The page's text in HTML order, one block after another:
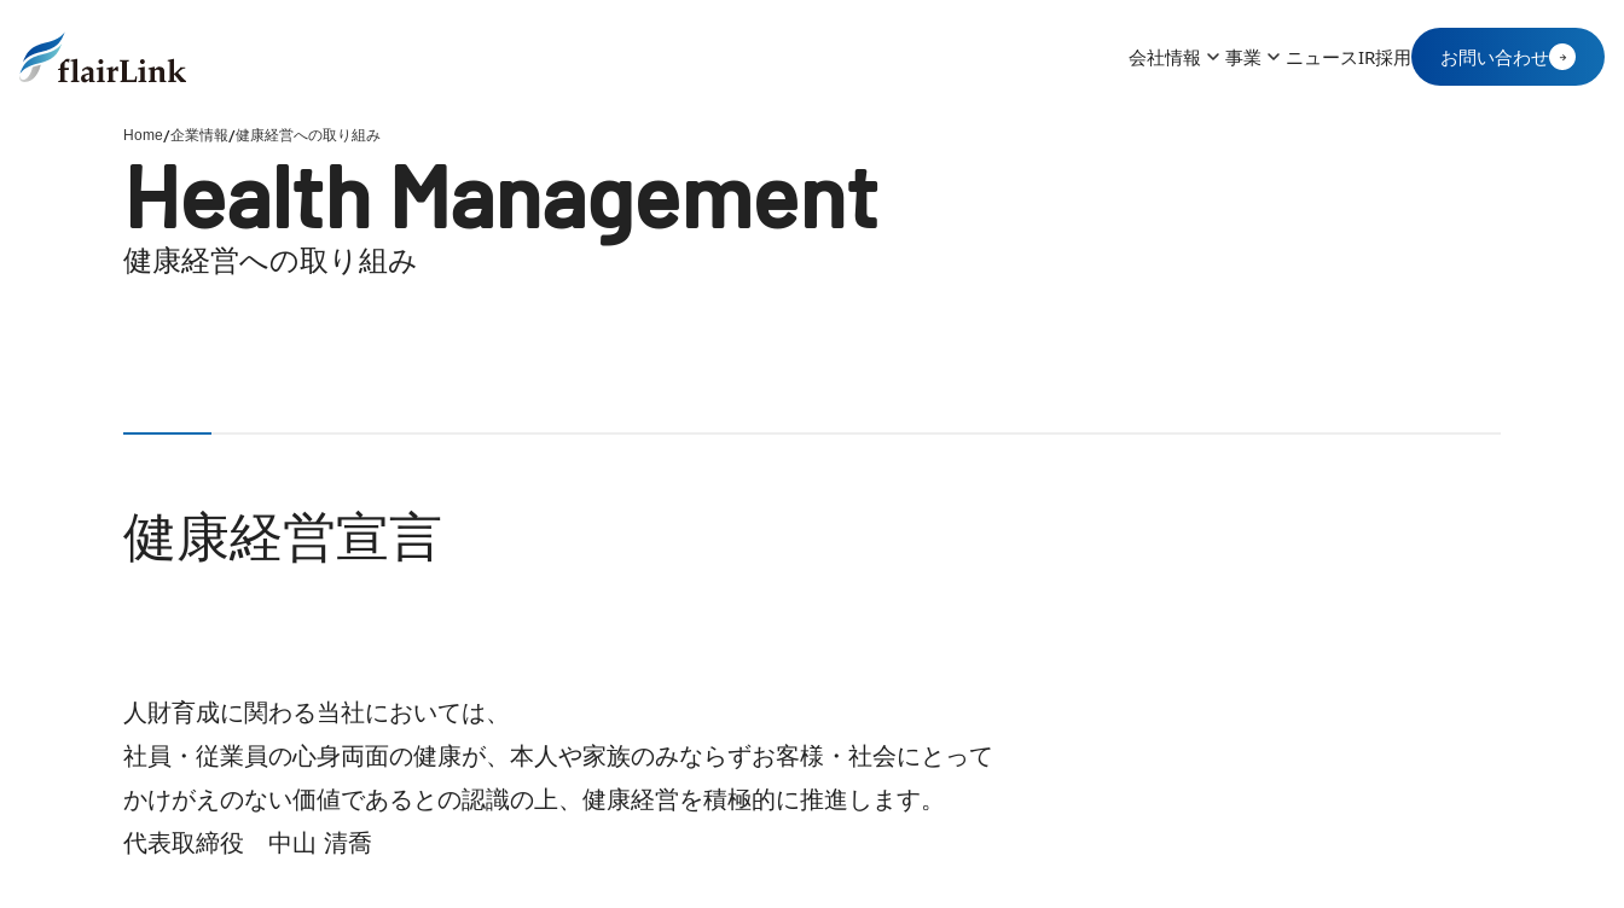
会社情報 事業 ニュースIR採用 お問い合わせ →
Home/企業情報/健康経営への取り組み
Health Management
健康経営への取り組み
健康経営宣言
人財育成に関わる当社においては、
社員・従業員の心身両面の健康が、本人や家族のみならずお客様・社会にとって
かけがえのない価値であるとの認識の上、健康経営を積極的に推進します。
代表取締役 中山 清喬